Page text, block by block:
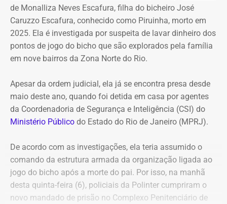
*Com informações do Diário do Rio.
de Monalliza Neves Escafura, filha do bicheiro José
Caruzzo Escafura, conhecido como Piruinha, morto em
2025. Ela é investigada por suspeita de lavar dinheiro dos
pontos de jogo do bicho que são explorados pela família
em nove bairros da Zona Norte do Rio.
Apesar da ordem judicial, ela já se encontra presa desde
maio deste ano, quando foi detida em casa por agentes
da Coordenadoria de Segurança e Inteligência (CSI) do
Ministério Público do Estado do Rio de Janeiro (MPRJ).
De acordo com as investigações, ela teria assumido o
comando da estrutura armada da organização ligada ao
jogo do bicho após a morte do pai. Por isso, na manhã
desta quinta-feira (6), policiais da Polinter cumpriram o
novo mandado de prisão no Complexo Penitenciário de